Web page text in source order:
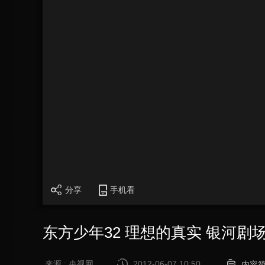
分享 手机看
东方少年32 理想的真实 银河剧